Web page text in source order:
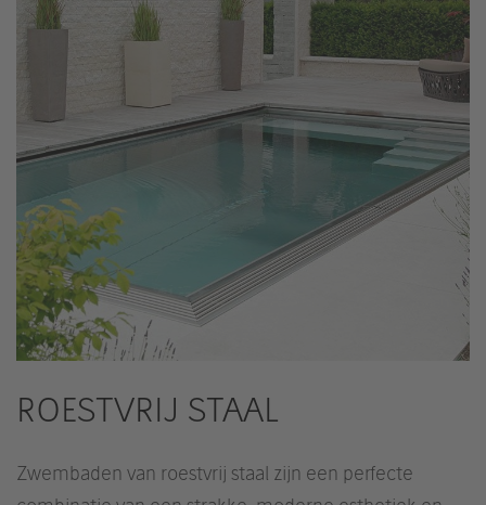
ROESTVRIJ STAAL
Zwembaden van roestvrij staal zijn een perfecte